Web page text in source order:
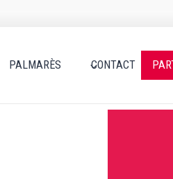
PALMARÈS CONTACT